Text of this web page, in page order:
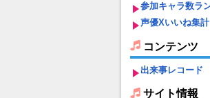
参加キャラ数ラ
声優Xいいね集計
コンテンツ
出来事レコード
サイト情報